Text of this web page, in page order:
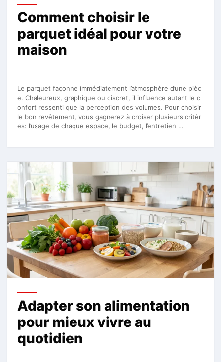
Comment choisir le
parquet idéal pour votre
maison
Le parquet façonne immédiatement l’atmosphère d’une pièc
e. Chaleureux, graphique ou discret, il influence autant le c
onfort ressenti que la perception des volumes. Pour choisir
le bon revêtement, vous gagnerez à croiser plusieurs critèr
es: l’usage de chaque espace, le budget, l’entretien …
Adapter son alimentation
pour mieux vivre au
quotidien